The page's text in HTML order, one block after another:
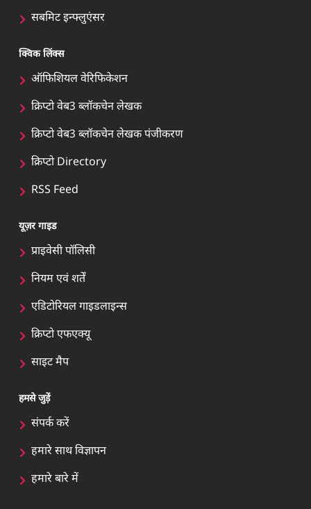
सबमिट इन्फ्लुएंसर
क्विक लिंक्स
ऑफिशियल वेरिफिकेशन
क्रिप्टो वेब3 ब्लॉकचेन लेखक
क्रिप्टो वेब3 ब्लॉकचेन लेखक पंजीकरण
क्रिप्टो Directory
RSS Feed
यूज़र गाइड
प्राइवेसी पॉलिसी
नियम एवं शर्तें
एडिटोरियल गाइडलाइन्स
क्रिप्टो एफएक्यू
साइट मैप
हमसे जुड़ें
संपर्क करें
हमारे साथ विज्ञापन
हमारे बारे में